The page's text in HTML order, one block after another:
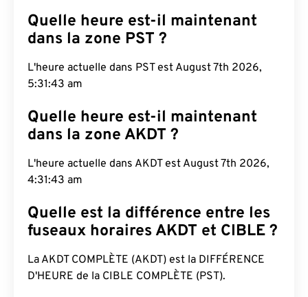
Quelle heure est-il maintenant
dans la zone PST ?
L'heure actuelle dans PST est August 7th 2026,
5:31:44 am
Quelle heure est-il maintenant
dans la zone AKDT ?
L'heure actuelle dans AKDT est August 7th 2026,
4:31:44 am
Quelle est la différence entre les
fuseaux horaires AKDT et CIBLE ?
La AKDT COMPLÈTE (AKDT) est la DIFFÉRENCE
D'HEURE de la CIBLE COMPLÈTE (PST).